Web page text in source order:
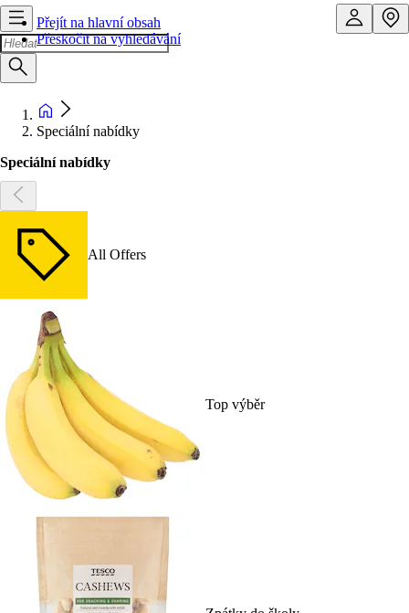
Přejít na hlavní obsah
Přeskočit na vyhledávání
Speciální nabídky
Speciální nabídky
All Offers
Top výběr